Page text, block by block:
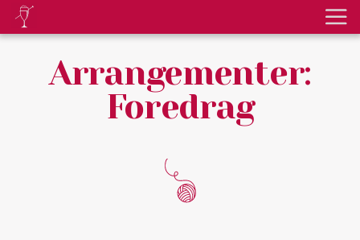
Arrangementer:
Foredrag